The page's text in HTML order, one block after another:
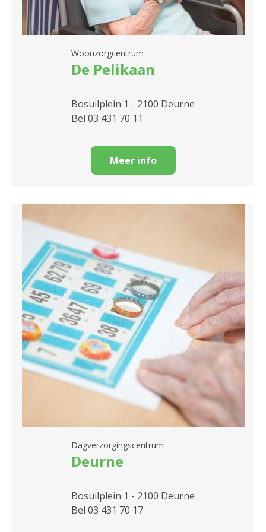
Woonzorgcentrum
De Pelikaan
Bosuilplein 1 - 2100 Deurne
Bel 03 431 70 11
Meer info
Dagverzorgingscentrum
Deurne
Bosuilplein 1 - 2100 Deurne
Bel 03 431 70 17